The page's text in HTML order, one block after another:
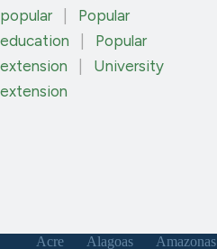
popular
Popular
education
Popular
extension
University
extension
Acre Alagoas Amazonas